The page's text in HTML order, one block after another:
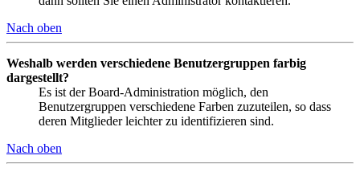
Nach oben
Weshalb werden verschiedene Benutzergruppen farbig
dargestellt?
Es ist der Board-Administration möglich, den
Benutzergruppen verschiedene Farben zuzuteilen, so dass
deren Mitglieder leichter zu identifizieren sind.
Nach oben